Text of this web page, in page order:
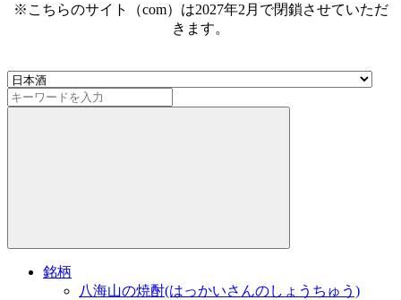
※こちらのサイト（com）は2027年2月で閉鎖させていただ
きます。
銘柄
八海山の焼酎(はっかいさんのしょうちゅう)